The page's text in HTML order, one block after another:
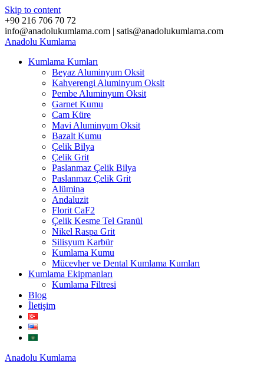
Skip to content
+90 216 706 70 72
info@anadolukumlama.com | satis@anadolukumlama.com
Anadolu Kumlama
Kumlama Kumları
Beyaz Aluminyum Oksit
Kahverengi Aluminyum Oksit
Pembe Aluminyum Oksit
Garnet Kumu
Cam Küre
Mavi Aluminyum Oksit
Bazalt Kumu
Çelik Bilya
Çelik Grit
Paslanmaz Çelik Bilya
Paslanmaz Çelik Grit
Alümina
Andaluzit
Florit CaF2
Çelik Kesme Tel Granül
Nikel Raspa Grit
Silisyum Karbür
Kumlama Kumu
Mücevher ve Dental Kumlama Kumları
Kumlama Ekipmanları
Kumlama Filtresi
Blog
İletişim
Anadolu Kumlama